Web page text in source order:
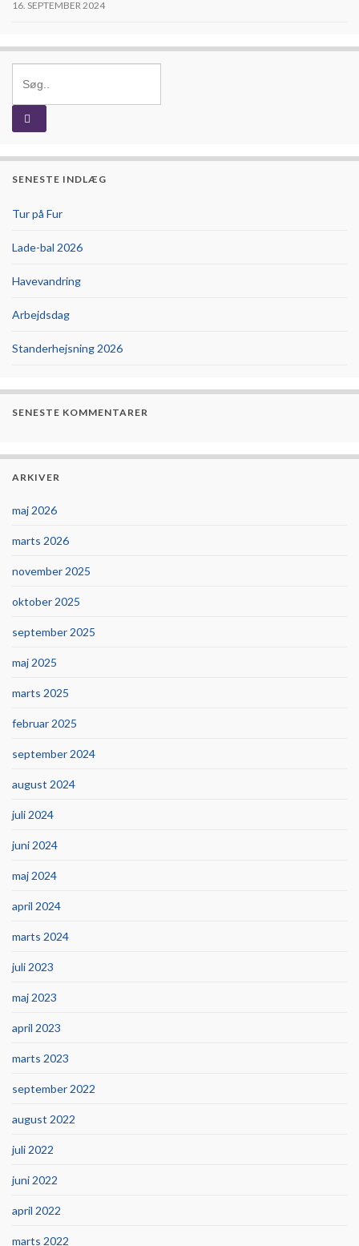
16. SEPTEMBER 2024
SENESTE INDLÆG
Tur på Fur
Lade-bal 2026
Havevandring
Arbejdsdag
Standerhejsning 2026
SENESTE KOMMENTARER
ARKIVER
maj 2026
marts 2026
november 2025
oktober 2025
september 2025
maj 2025
marts 2025
februar 2025
september 2024
august 2024
juli 2024
juni 2024
maj 2024
april 2024
marts 2024
juli 2023
maj 2023
april 2023
marts 2023
september 2022
august 2022
juli 2022
juni 2022
april 2022
marts 2022